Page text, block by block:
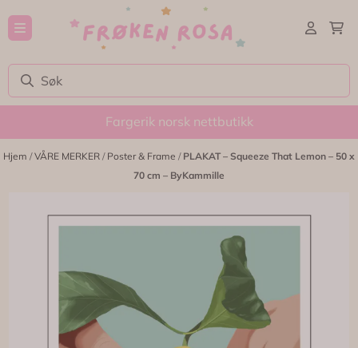
Hopp til innhold
Fargerik norsk nettbutikk
Hjem /VÅRE MERKER / Poster & Frame / PLAKAT – Squeeze That Lemon – 50 x
70 cm – ByKammille